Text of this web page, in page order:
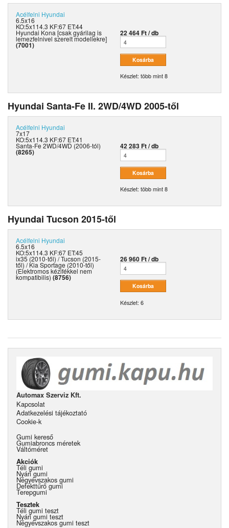
Acélfelni Hyundai
6.5x16
KO:5x114.3 KF:67 ET:44
Hyundai Kona [csak gyárilag is
lemezfelnivel szerelt modellekre]
(7001)
22 464 Ft / db
Készlet: több mint 8
Hyundai Santa-Fe II. 2WD/4WD 2005-től
Acélfelni Hyundai
7x17
KO:5x114.3 KF:67 ET:41
Santa-Fe 2WD/4WD (2006-tól)
(8265)
42 283 Ft / db
Készlet: több mint 8
Hyundai Tucson 2015-től
Acélfelni Hyundai
6.5x16
KO:5x114.3 KF:67 ET:45
ix35 (2010-től) / Tucson (2015-
től) / Kia Sportage (2010-től)
(Elektromos kézifékkel nem
kompatibilis) (8756)
26 960 Ft / db
Készlet: 6
Automax Szerviz Kft.
Kapcsolat
Adatkezelési tájékoztató
Cookie-k
Gumi kereső
Gumiabroncs méretek
Váltóméret
Akciók
Téli gumi
Nyári gumi
Négyévszakos gumi
Defekttűrő gumi
Terepgumi
Tesztek
Téli gumi teszt
Nyári gumi teszt
Négyévszakos gumi teszt